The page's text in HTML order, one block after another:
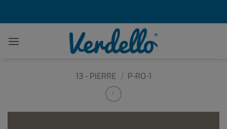
13 - PIERRE / P-RO-1